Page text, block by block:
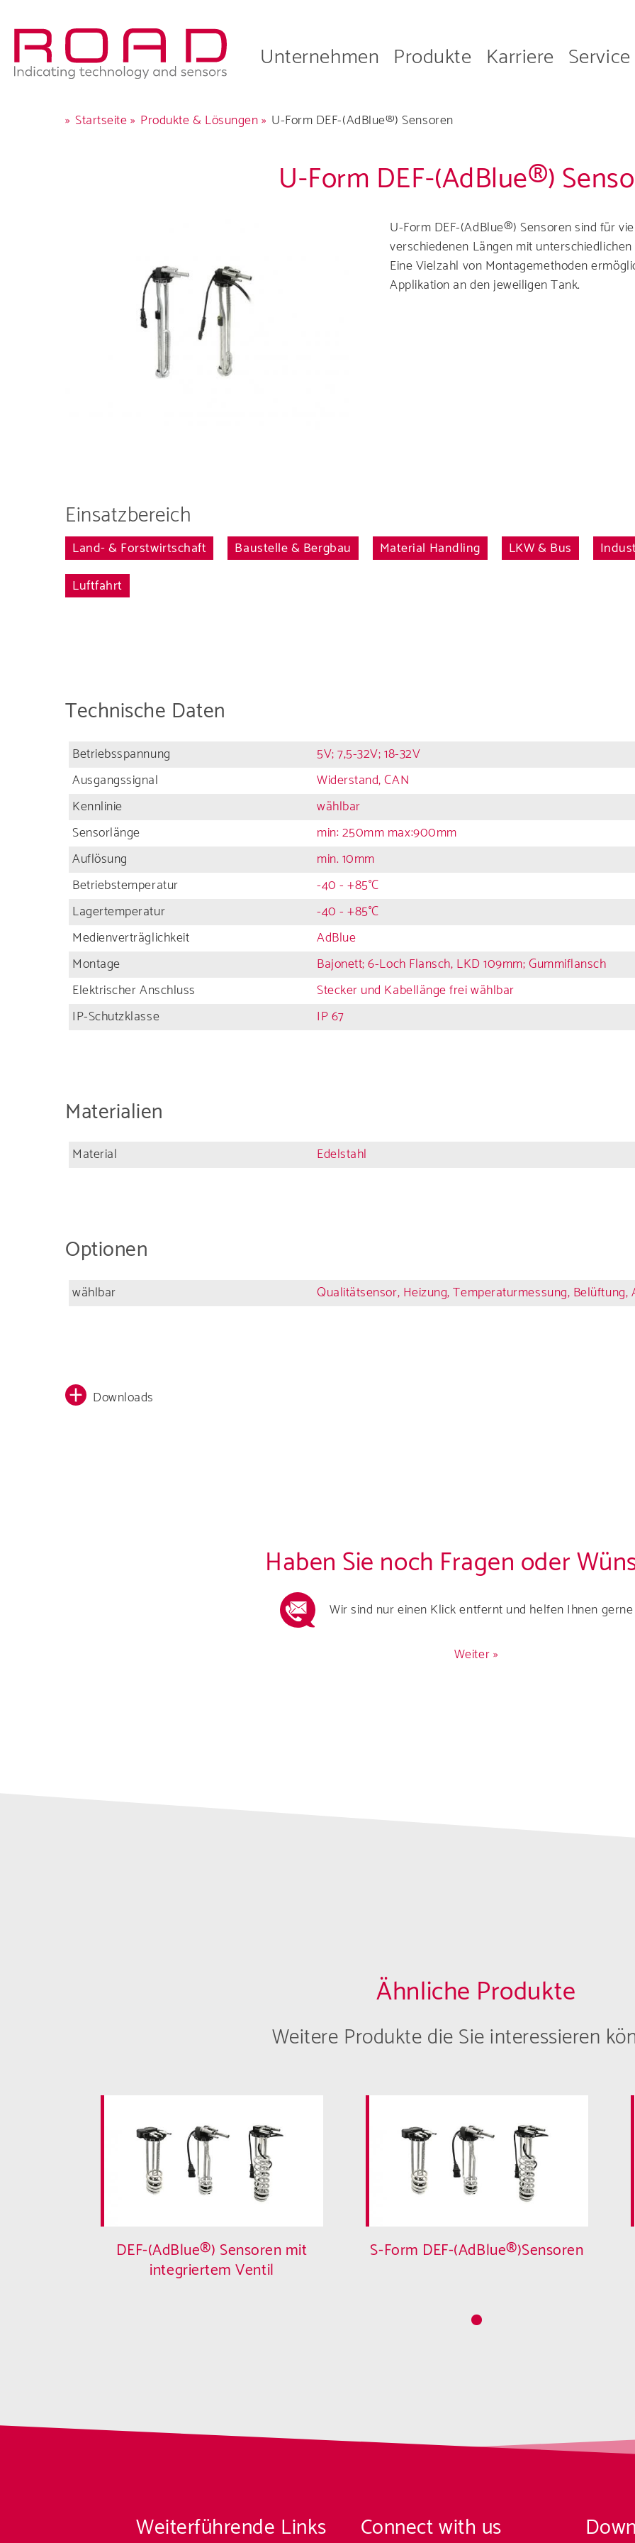
main
navigation
Main
navigation
Unternehmen Produkte Karriere Service
Unternehmen
Erfahren Sie mehr
Entdecken Sie unsere
Lesen Sie alles über eine
Service
Zertifikate und
Pfadnavigation
Startseite Produkte & Lösungen U-Form DEF-(AdBlue®) Sensoren
U-Form DEF-(AdBlue®)
U-Form DEF-(AdBlue®) Sensoren sind für
verschiedenen Längen mit
Eine Vielzahl von Montagemethoden
Applikation an den jeweiligen Tank.
Einsatzbereich
Land- & Forstwirtschaft Baustelle & Bergbau Material Handling LKW & Bus
Luftfahrt
Technische Daten
Betriebsspannung
5V; 7,5-32V; 18-32V
Ausgangssignal
Widerstand, CAN
Kennlinie
wählbar
Sensorlänge
min: 250mm max:900mm
Auflösung
min. 10mm
Betriebstemperatur
-40 - +85°C
Lagertemperatur
-40 - +85°C
Medienverträglichkeit
AdBlue
Montage
Bajonett; 6-Loch Flansch, LKD 109mm; Gummiflansch
Elektrischer Anschluss
Stecker und Kabellänge frei wählbar
IP-Schutzklasse
IP 67
Materialien
Material Edelstahl
Optionen
wählbar Qualitätsensor, Heizung, Temperaturmessung, Belüftung,
Downloads
Haben Sie noch Fragen oder
Wir sind nur einen Klick entfernt und helfen Ihnen
Weiter »
Ähnliche Produkte
Weitere Produkte die Sie interessieren
DEF-(AdBlue®) Sensoren mit
integriertem Ventil
S-Form DEF-(AdBlue®)Sensoren
Zurück
Next
Weiterführende Links Connect with us